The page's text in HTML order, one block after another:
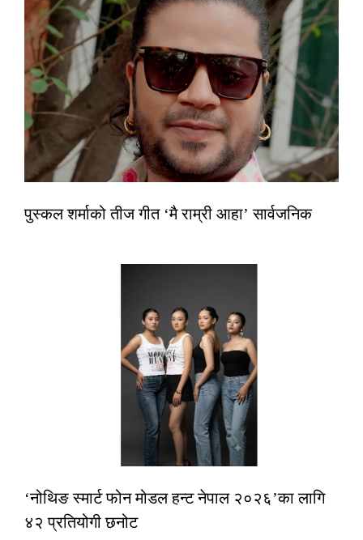
पुस्कल शर्माको तीज गीत ‘मै राम्री आहा’ सार्वजनिक
‘नोथिङ स्मार्ट फोन मोडल हन्ट नेपाल २०२६’का लागि
४२ प्रतियोगी छनोट